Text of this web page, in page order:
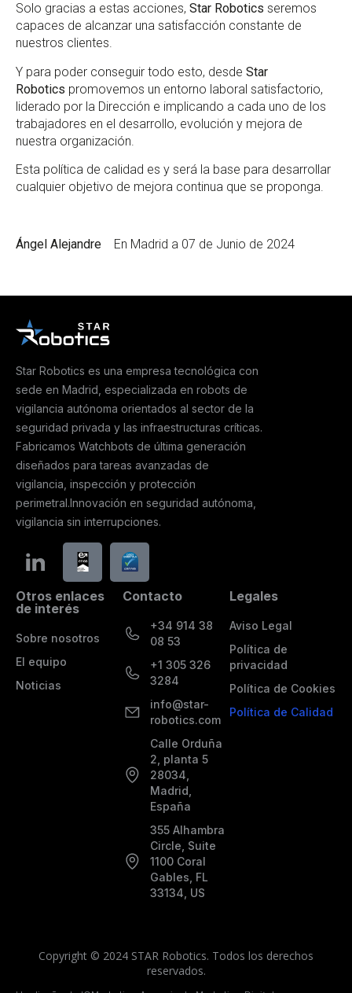
Solo gracias a estas acciones, Star Robotics seremos
capaces de alcanzar una satisfacción constante de
nuestros clientes.
Y para poder conseguir todo esto, desde Star
Robotics promovemos un entorno laboral satisfactorio,
liderado por la Dirección e implicando a cada uno de los
trabajadores en el desarrollo, evolución y mejora de
nuestra organización.
Esta política de calidad es y será la base para desarrollar
cualquier objetivo de mejora continua que se proponga.
Ángel Alejandre En Madrid a 07 de Junio de 2024
Star Robotics es una empresa tecnológica con
sede en Madrid, especializada en robots de
vigilancia autónoma orientados al sector de la
seguridad privada y las infraestructuras críticas.
Fabricamos Watchbots de última generación
diseñados para tareas avanzadas de
vigilancia, inspección y protección
perimetral.Innovación en seguridad autónoma,
vigilancia sin interrupciones.
Otros enlaces
de interés
Sobre nosotros
El equipo
Noticias
Contacto
+34 914 38
08 53
+1 305 326
3284
info@star-
robotics.com
Calle Orduña
2, planta 5
28034,
Madrid,
España
355 Alhambra
Circle, Suite
1100 Coral
Gables, FL
33134, US
Legales
Aviso Legal
Política de
privacidad
Política de Cookies
Política de Calidad
Copyright © 2024 STAR Robotics. Todos los derechos
reservados.